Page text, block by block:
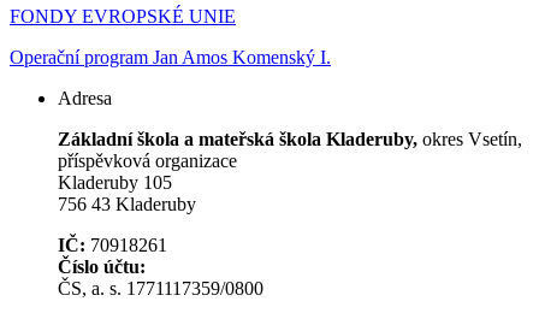
FONDY EVROPSKÉ UNIE
Operační program Jan Amos Komenský I.
Adresa
Základní škola a mateřská škola Kladeruby, okres Vsetín,
příspěvková organizace
Kladeruby 105
756 43 Kladeruby
IČ: 70918261
Číslo účtu:
ČS, a. s. 1771117359/0800